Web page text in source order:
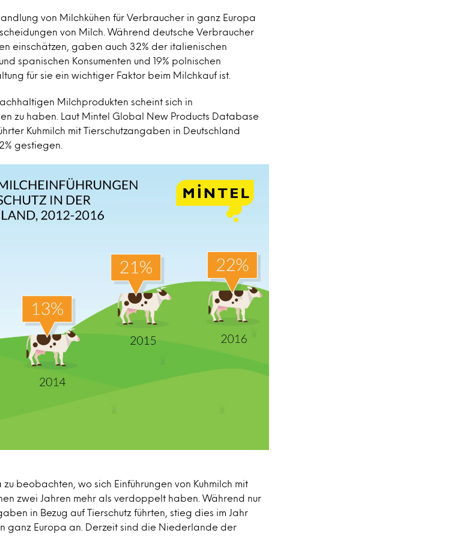
von Milchkühen für Verbraucher in ganz Europa
von Milch. Während deutsche Verbraucher
einschätzen, gaben auch 32% der italienischen
spanischen Konsumenten und 19% polnischen
für sie ein wichtiger Faktor beim Milchkauf ist.
Milchprodukten scheint sich in
zu haben. Laut Mintel Global New Products Database
Kuhmilch mit Tierschutzangaben in Deutschland
gestiegen.
beobachten, wo sich Einführungen von Kuhmilch mit
zwei Jahren mehr als verdoppelt haben. Während nur
in Bezug auf Tierschutz führten, stieg dies im Jahr
ganz Europa an. Derzeit sind die Niederlande der